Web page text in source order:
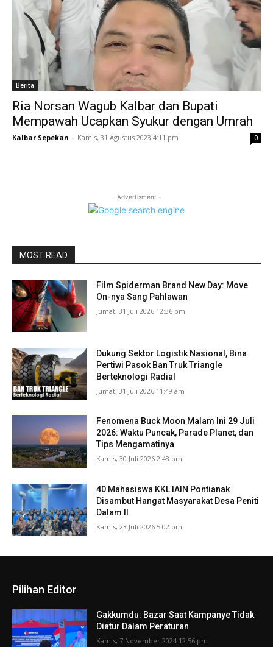
Berita
Ria Norsan Wagub Kalbar dan Bupati
Mempawah Ucapkan Syukur dengan Umrah
Kalbar Sepekan - Kamis, 31 Agustus 2023 4:11 pm 0
- Advertisment -
MOST READ
Film Spiderman Brand New Day: Move
On-nya Sang Pahlawan
Jumat, 31 Juli 2026 12:36 pm
Dukung Sektor Logistik Nasional, Bina
Pertiwi Pasok Ban Truk Triangle
Berteknologi Radial
Jumat, 31 Juli 2026 11:49 am
Fenomena Buck Moon Malam Ini 29 Juli
2026: Waktu Puncak, Parade Planet, dan
Tips Mengamatinya
Kamis, 30 Juli 2026 2:48 pm
40 Mahasiswa KKL IAIN Pontianak
Disambut Hangat Masyarakat Desa Peniti
Dalam II
Kamis, 23 Juli 2026 5:02 pm
Pilihan Editor
Gakkumdu: Bazar Saat Kampanye Tidak
Diatur Dalam Peraturan
Kamis, 7 November 2024 12:56 pm